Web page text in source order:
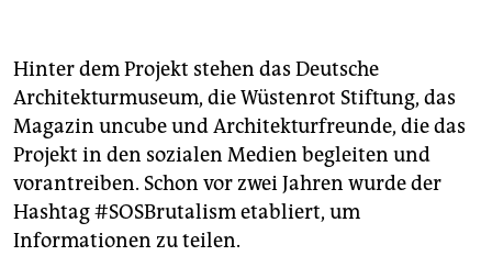
Hinter dem Projekt stehen das Deutsche
Architekturmuseum, die Wüstenrot Stiftung, das
Magazin uncube und Architekturfreunde, die das
Projekt in den sozialen Medien begleiten und
vorantreiben. Schon vor zwei Jahren wurde der
Hashtag #SOSBrutalism etabliert, um
Informationen zu teilen.